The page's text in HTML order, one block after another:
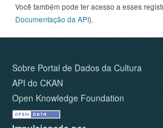
Você também pode ter acesso a esses
Documentação da API).
Sobre Portal de Dados da Cultura
API do CKAN
Open Knowledge Foundation